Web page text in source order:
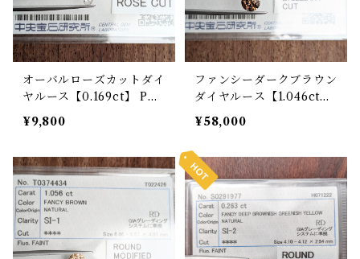
オーバルローズカットダイ
ヤルース【0.169ct】 PR
O208871
¥9,800
ファンシーダークブラウン
ダイヤルース【1.046ct】
PRO208921
¥58,000